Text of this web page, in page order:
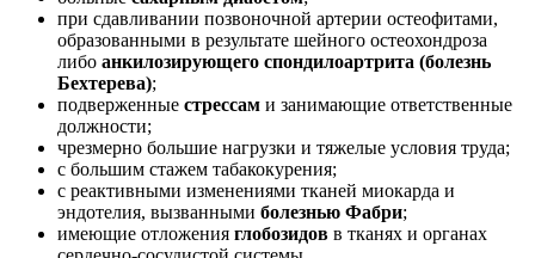
при сдавливании позвоночной артерии остеофитами,
образованными в результате шейного остеохондроза
либо анкилозирующего спондилоартрита (болезнь
Бехтерева);
подверженные стрессам и занимающие ответственные
должности;
чрезмерно большие нагрузки и тяжелые условия труда;
с большим стажем табакокурения;
с реактивными изменениями тканей миокарда и
эндотелия, вызванными болезнью Фабри;
имеющие отложения глобозидов в тканях и органах